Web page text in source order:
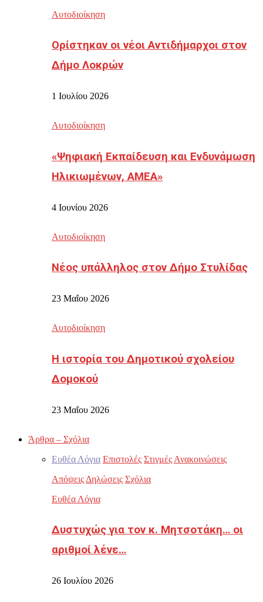
Αυτοδιοίκηση
Ορίστηκαν οι νέοι Αντιδήμαρχοι στον
Δήμο Λοκρών
1 Ιουλίου 2026
Αυτοδιοίκηση
«Ψηφιακή Εκπαίδευση και Ενδυνάμωση
Ηλικιωμένων, ΑΜΕΑ»
4 Ιουνίου 2026
Αυτοδιοίκηση
Νέος υπάλληλος στον Δήμο Στυλίδας
23 Μαΐου 2026
Αυτοδιοίκηση
Η ιστορία του Δημοτικού σχολείου
Δομοκού
23 Μαΐου 2026
Άρθρα – Σχόλια
Ευθέα Λόγια Επιστολές Στιγμές Ανακοινώσεις
Απόψεις Δηλώσεις Σχόλια
Ευθέα Λόγια
Δυστυχώς για τον κ. Μητσοτάκη… οι
αριθμοί λένε…
26 Ιουλίου 2026